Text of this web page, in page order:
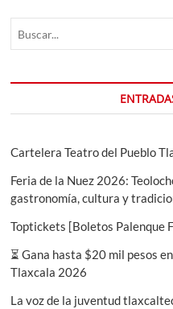
Cartelera Teatro del Pueblo
Feria de la Nuez 2026:
gastronomía, cultura y
Toptickets [Boletos Palenque
⏳ Gana hasta $20 mil pesos
Tlaxcala 2026
La voz de la juventud